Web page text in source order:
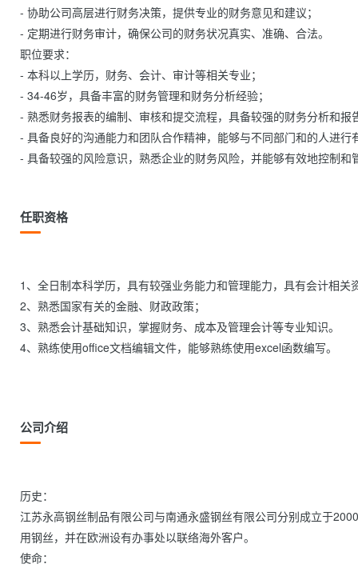
- 协助公司高层进行财务决策，提供专业的财务意见和建议；
- 定期进行财务审计，确保公司的财务状况真实、准确、合法。
职位要求：
- 本科以上学历，财务、会计、审计等相关专业；
- 34-46岁，具备丰富的财务管理和财务分析经验；
- 熟悉财务报表的编制、审核和提交流程，具备较强的财务分析和报
- 具备良好的沟通能力和团队合作精神，能够与不同部门和的人进行
- 具备较强的风险意识，熟悉企业的财务风险，并能够有效
任职资格
1、全日制本科学历，具有较强业务能力和管理能力，具有会计相
2、熟悉国家有关的金融、财政政策；
3、熟悉会计基础知识，掌握财务、成本及管理会计等专业知识。
4、熟练使用office文档编辑文件，能够熟练使用excel函数编写。
公司介绍
历史：
江苏永高钢丝制品有限公司与南通永盛钢丝有限公司分别成立于
用钢丝，并在欧洲设有办事处以联络海外客户。
使命：